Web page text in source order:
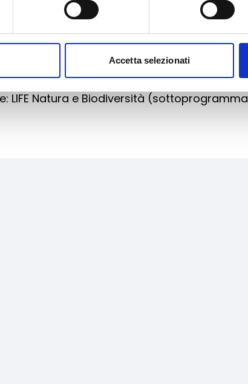
Accetta selezionati
LIFE Natura e Biodiversità (sottoprogramma